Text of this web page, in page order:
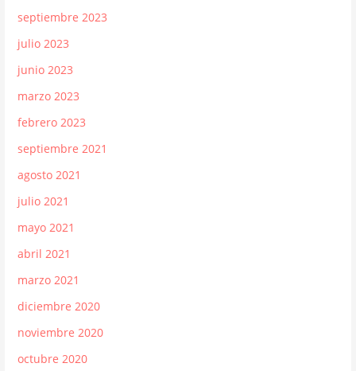
septiembre 2023
julio 2023
junio 2023
marzo 2023
febrero 2023
septiembre 2021
agosto 2021
julio 2021
mayo 2021
abril 2021
marzo 2021
diciembre 2020
noviembre 2020
octubre 2020